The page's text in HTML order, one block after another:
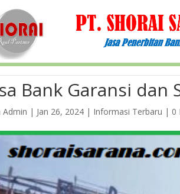
Bank Garansi
Admin | Jan 26, 2024 | Informasi Terbaru | 0